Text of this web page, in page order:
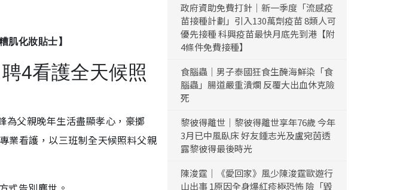
肌化妝貼士】
4看護全天候照
為父親晚年生活盡顯孝心，豪擲
業看護，以三班制全天候照料父親
政府資助免費打針｜新一季度「流感疫
苗接種計劃」引入130萬劑疫苗 8類人可
優先接種 科興疫苗最快月底先到港【附
4條件免費接種】
食腦蟲｜男子泰國狂食生醃海鮮染「食
腦蟲」腸道嚴重潰爛 反覆大出血休克險
死
黎彼得離世｜黎彼得離世享年76歲 今年
3月已中風臥床 好友鍾志光及盧宛茵透
露黎彼得最後時光
陳浚霆｜《愛回家》風少陳浚霆歐遊行
山出事 1原因全身爆紅疹極恐怖 險「毀